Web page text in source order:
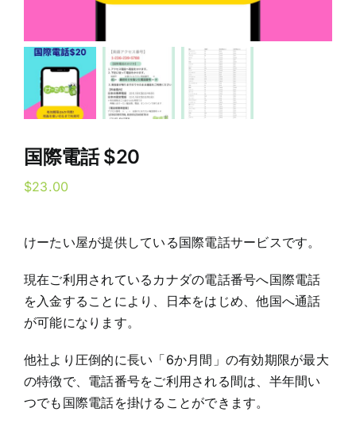
国際電話 $20
$23.00
けーたい屋が提供している国際電話サービスです。
現在ご利用されているカナダの電話番号へ国際電話
を入金することにより、日本をはじめ、他国へ通話
が可能になります。
他社より圧倒的に長い「6か月間」の有効期限が最大
の特徴で、電話番号をご利用される間は、半年間い
つでも国際電話を掛けることができます。